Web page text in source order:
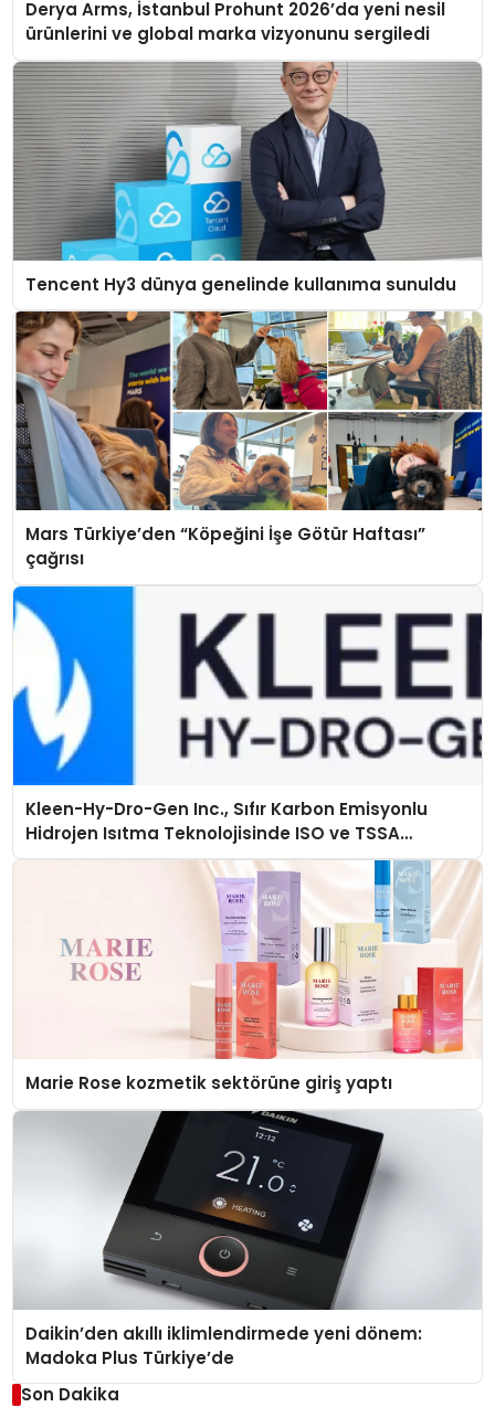
Derya Arms, İstanbul Prohunt 2026’da yeni nesil
ürünlerini ve global marka vizyonunu sergiledi
Tencent Hy3 dünya genelinde kullanıma sunuldu
Mars Türkiye’den “Köpeğini İşe Götür Haftası”
çağrısı
Kleen-Hy-Dro-Gen Inc., Sıfır Karbon Emisyonlu
Hidrojen Isıtma Teknolojisinde ISO ve TSSA
Düzenleyici Onaylarını Aldı
Marie Rose kozmetik sektörüne giriş yaptı
Daikin’den akıllı iklimlendirmede yeni dönem:
Madoka Plus Türkiye’de
Son Dakika